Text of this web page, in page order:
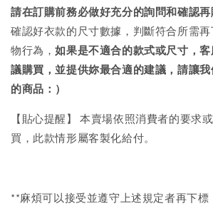
請在訂購前務必做好充分的詢問和確認
確認好衣款的尺寸數據，判斷符合所需
物行為，如果是不適合的款式或尺寸，
議購買，並提供妳最合適的建議，請讓
的商品：）
【貼心提醒】 本賣場依照消費者的要求
買，此款情形屬客製化給付。
**麻煩可以接受並遵守上述規定者再下